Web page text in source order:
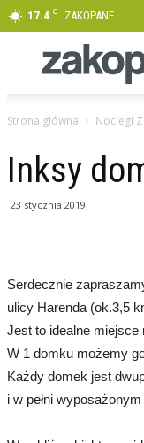
17.4 C ZAKOPANE
Strona główna Noclegi
Inksy
23 stycznia 2019
Serdecznie
ulicy Harenda (ok.3,5
Jest to idealne miejsce
W 1 domku możemy
Każdy domek jest
i w pełni